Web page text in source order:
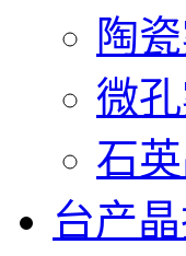
陶
微
石
台产